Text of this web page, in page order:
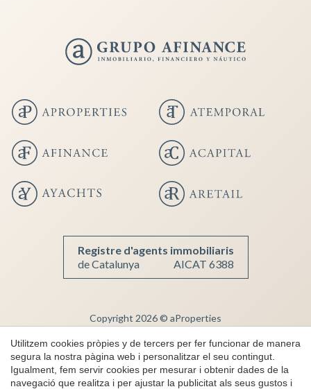
Registre d'agents immobiliaris
de Catalunya
AICAT 6388
Copyright 2026 © aProperties
Immobiliària de Luxe
AICAT 6388
Nota Legal
Utilitzem cookies pròpies y de tercers per fer funcionar de manera
segura la nostra pàgina web i personalitzar el seu contingut.
Igualment, fem servir cookies per mesurar i obtenir dades de la
navegació que realitza i per ajustar la publicitat als seus gustos i
Guardar configuració Acceptar totes